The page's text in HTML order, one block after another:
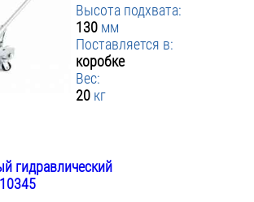
Высота подхвата:
130 мм
Поставляется в:
коробке
Вес:
20 кг
гидравлический